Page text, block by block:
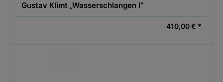
Gustav Klimt „Wasserschlangen I“
410,00 € *